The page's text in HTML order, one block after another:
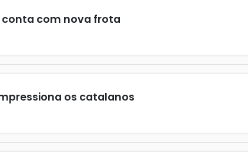
conta com nova frota
os catalanos